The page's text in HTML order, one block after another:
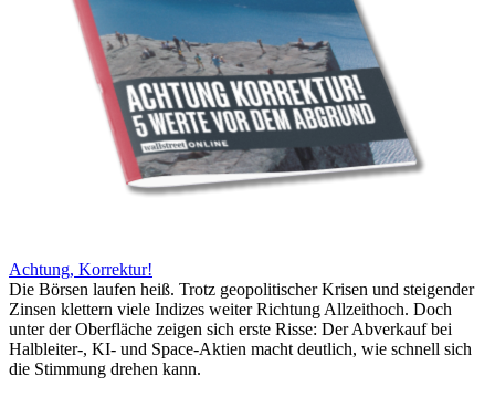
Achtung, Korrektur!
Die Börsen laufen heiß. Trotz geopolitischer Krisen und steigender
Zinsen klettern viele Indizes weiter Richtung Allzeithoch. Doch
unter der Oberfläche zeigen sich erste Risse: Der Abverkauf bei
Halbleiter-, KI- und Space-Aktien macht deutlich, wie schnell sich
die Stimmung drehen kann.